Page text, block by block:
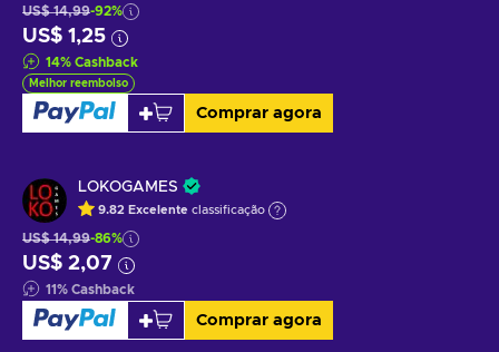
US$ 14,99-92%
US$ 1,25
14% Cashback
Melhor reembolso
Comprar agora
LOKOGAMES
9.82 Excelente classificação
US$ 14,99-86%
US$ 2,07
11% Cashback
Comprar agora